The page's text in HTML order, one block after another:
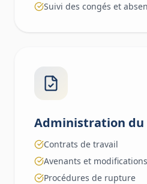
Suivi des congés et
Administration du
Contrats de travail
Avenants et modifications
Procédures de rupture